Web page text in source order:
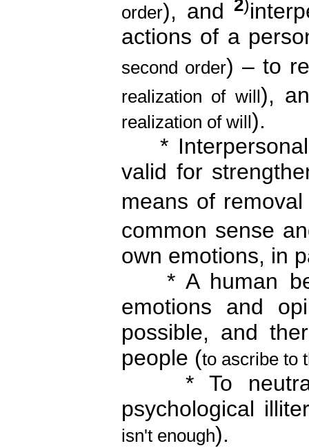
order), and2)
actions of a
second order) – to
realization of will ),
realization of will ).
* Interpersonal
valid for
means of
common sense
own emotions, in
* A human
emotions and
possible, and
people (to ascribe to
* To
psychological
isn't enough).